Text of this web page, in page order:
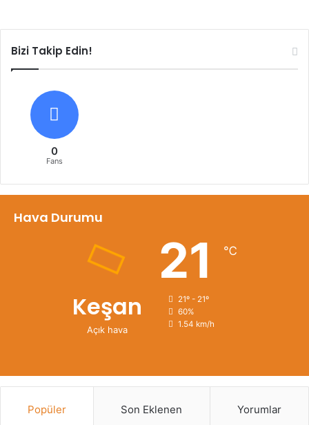
Bizi Takip Edin!
0
Fans
Hava Durumu
Keşan
Açık hava
21 ℃
21º - 21º
60%
1.54 km/h
Popüler Son Eklenen Yorumlar